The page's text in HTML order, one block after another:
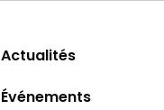
Actualités
Événements